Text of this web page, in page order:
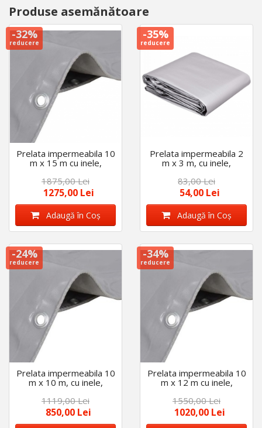
Produse asemănătoare
-32%
reducere
Prelata impermeabila 10
m x 15 m cu inele,
calitate premium, Gri
1875,00 Lei
1275,00 Lei
Adaugă în Coş
-35%
reducere
Prelata impermeabila 2
m x 3 m, cu inele,
calitate premium, Gri
83,00 Lei
54,00 Lei
Adaugă în Coş
-24%
reducere
Prelata impermeabila 10
m x 10 m, cu inele,
calitate premium, Gri
1119,00 Lei
850,00 Lei
-34%
reducere
Prelata impermeabila 10
m x 12 m cu inele,
calitate premium, Gri
1550,00 Lei
1020,00 Lei